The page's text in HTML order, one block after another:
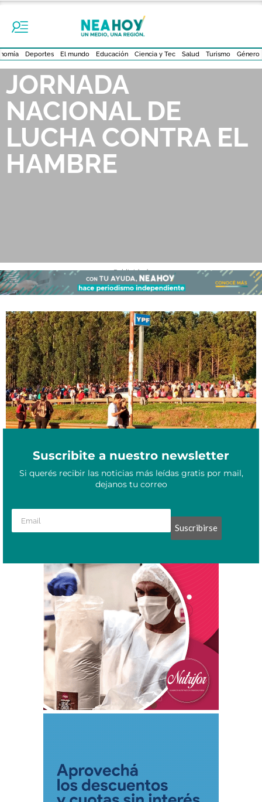
Deportes El mundo Educación Ciencia y Tec Salud Turismo Género
JORNADA
NACIONAL DE
LUCHA CONTRA EL
HAMBRE
- Publicidad -
Jornada de movilizaciones contra el hambre: se replicaron las
marchas en todo el NEA
Mayo 7, 2024
Suscribite a nuestro newsletter
Si querés recibir las noticias más leídas gratis por mail,
dejanos tu correo
Suscribirse